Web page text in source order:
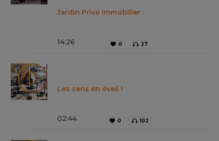
Jardin Privé Immobilier
14:26 0 27
Les sens en éveil !
02:44 0 102